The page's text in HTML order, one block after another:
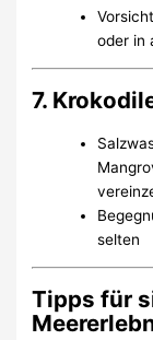
oder in
7.
selten
Tipps für